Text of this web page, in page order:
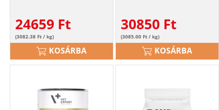
24659 Ft
(3082.38 Ft / kg)
KOSÁRBA
30850 Ft
(3085.00 Ft / kg)
KOSÁRBA